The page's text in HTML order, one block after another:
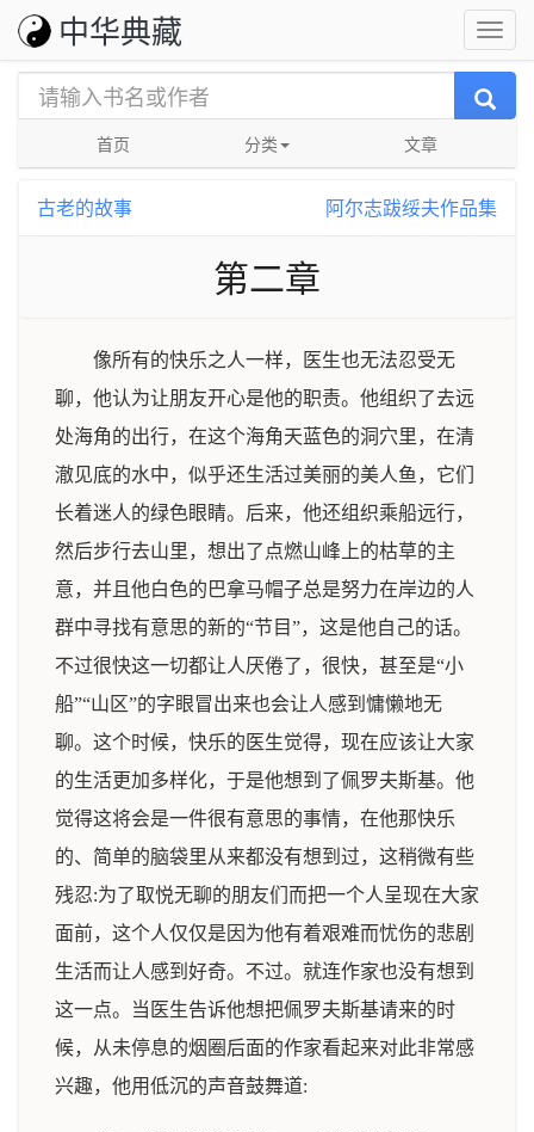
中华典藏
首页 分类 文章
古老的故事 阿尔志跋绥夫作品集
第二章
像所有的快乐之人一样，医生也无法忍受无
聊，他认为让朋友开心是他的职责。他组织了去远
处海角的出行，在这个海角天蓝色的洞穴里，在清
澈见底的水中，似乎还生活过美丽的美人鱼，它们
长着迷人的绿色眼睛。后来，他还组织乘船远行，
然后步行去山里，想出了点燃山峰上的枯草的主
意，并且他白色的巴拿马帽子总是努力在岸边的人
群中寻找有意思的新的“节目”，这是他自己的话。
不过很快这一切都让人厌倦了，很快，甚至是“小
船”“山区”的字眼冒出来也会让人感到慵懒地无
聊。这个时候，快乐的医生觉得，现在应该让大家
的生活更加多样化，于是他想到了佩罗夫斯基。他
觉得这将会是一件很有意思的事情，在他那快乐
的、简单的脑袋里从来都没有想到过，这稍微有些
残忍:为了取悦无聊的朋友们而把一个人呈现在大家
面前，这个人仅仅是因为他有着艰难而忧伤的悲剧
生活而让人感到好奇。不过。就连作家也没有想到
这一点。当医生告诉他想把佩罗夫斯基请来的时
候，从未停息的烟圈后面的作家看起来对此非常感
兴趣，他用低沉的声音鼓舞道: